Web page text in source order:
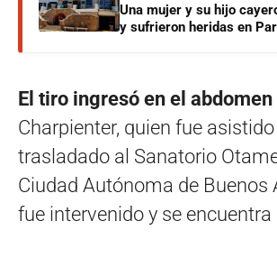
Una mujer y su hijo
y sufrieron heridas en
El tiro ingresó en el abdomen
Charpienter, quien fue
trasladado al Sanatorio
Ciudad Autónoma de Buenos
fue intervenido y se encuentra